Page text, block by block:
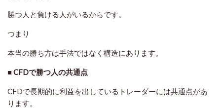
勝つ人と負ける人がいるからです。
つまり
本当の勝ち方は手法ではなく構造にあります。
■ CFDで勝つ人の共通点
CFDで長期的に利益を出しているトレーダーには共通点があ
ります。